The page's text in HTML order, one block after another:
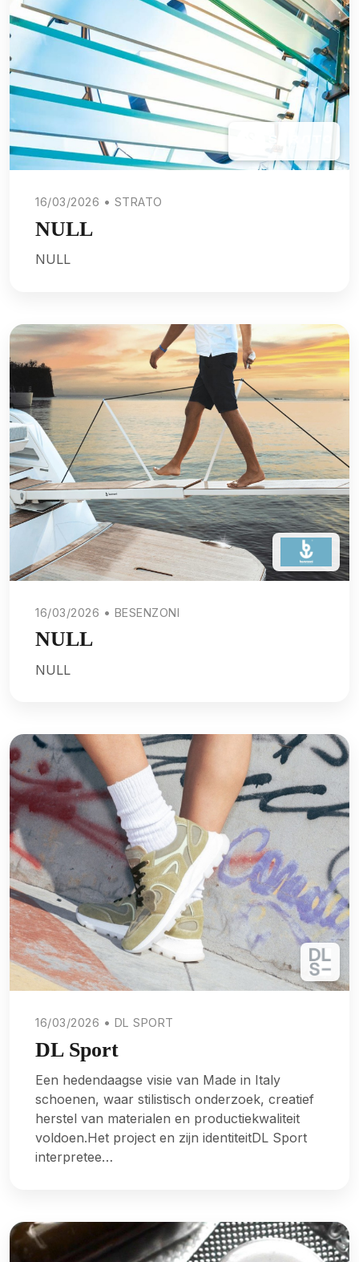
16/03/2026 • STRATO
NULL
NULL
16/03/2026 • BESENZONI
NULL
NULL
16/03/2026 • DL SPORT
DL Sport
Een hedendaagse visie van Made in Italy
schoenen, waar stilistisch onderzoek, creatief
herstel van materialen en productiekwaliteit
voldoen.Het project en zijn identiteitDL Sport
interpretee…